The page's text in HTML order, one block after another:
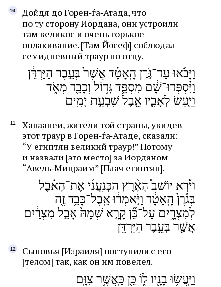
Дойдя до Горен‑ѓа‑Атада, что
по ту сторону Иордана, они устроили
там великое и очень горькое
оплакивание. [Там Йосеф] соблюдал
семидневный траур по отцу.
וַיָּבֹ֜אוּ עַד־גֹּ֣רֶן הָֽאָטָ֗ד אֲשֶׁר֙ בְּעֵ֣בֶר הַיַּרְדֵּ֔ן
וַיִּ֨סְפְּדוּ־שָׁ֔ם מִסְפֵּ֛ד גָּד֥וֹל וְכָבֵ֖ד מְאֹ֑ד
וַיַּ֧עַשׂ לְאָבִ֛יו אֵ֖בֶל שִׁבְעַ֥ת יָמִֽים
Ханаанеи, жители той страны, увидев
этот траур в Горен‑ѓа‑Атаде, сказали:
“У египтян великий траур!” Потому
и назвали [это место] за Иорданом
“Авель‑Мицраим” [Плач египтян].
וַיַּ֡רְא יוֹשֵׁב֩ הָאָ֨רֶץ הַכְּנַֽעֲנִ֜י אֶת־הָאֵ֗בֶל
בְּגֹ֨רֶן֙ הָֽאָטָ֔ד וַיֹּ֣אמְר֔וּ אֵֽבֶל־כָּבֵ֥ד זֶ֖ה
לְמִצְרָ֑יִם עַל־כֵּ֞ן קָרָ֤א שְׁמָהּ֙ אָבֵ֣ל מִצְרַ֔יִם
אֲשֶׁ֖ר בְּעֵ֥בֶר הַיַּרְדֵּֽן
Сыновья [Израиля] поступили с его
[телом] так, как он им повелел.
וַיַּֽעֲשׂ֥וּ בָנָ֖יו ל֑וֹ כֵּ֖ן כַּֽאֲשֶׁ֥ר צִוָּֽם